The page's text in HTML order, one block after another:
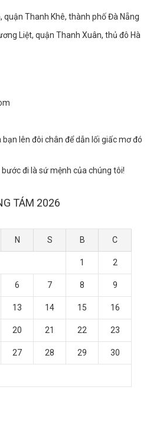
quận Thanh Khê, thành phố Đà Nẵng
Liệt, quận Thanh Xuân, thủ đô Hà
lên đôi chân để dẫn lối giấc mơ đó
đi là sứ mệnh của chúng tôi!
TÁM 2026
N S B C
1 2
6 7 8 9
13 14 15 16
20 21 22 23
27 28 29 30